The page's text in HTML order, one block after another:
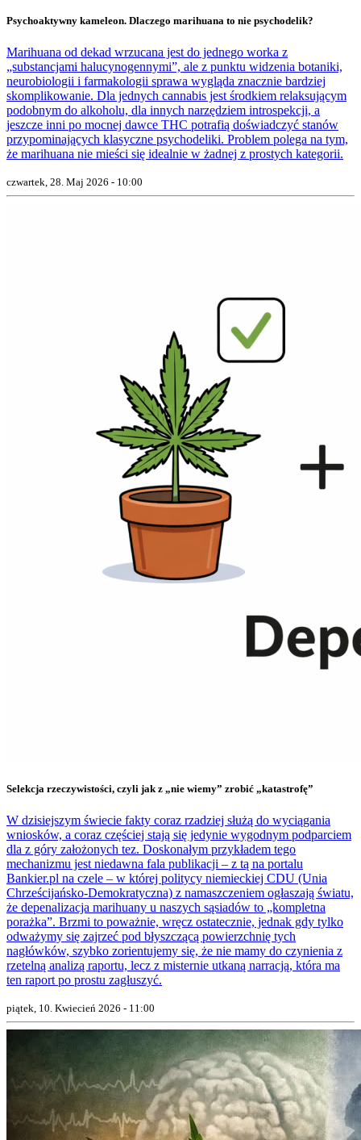
Psychoaktywny kameleon. Dlaczego marihuana to nie psychodelik?
Marihuana od dekad wrzucana jest do jednego worka z
„substancjami halucynogennymi”, ale z punktu widzenia botaniki,
neurobiologii i farmakologii sprawa wygląda znacznie bardziej
skomplikowanie. Dla jednych cannabis jest środkiem relaksującym
podobnym do alkoholu, dla innych narzędziem introspekcji, a
jeszcze inni po mocnej dawce THC potrafią doświadczyć stanów
przypominających klasyczne psychodeliki. Problem polega na tym,
że marihuana nie mieści się idealnie w żadnej z prostych kategorii.
czwartek, 28. Maj 2026 - 10:00
Selekcja rzeczywistości, czyli jak z „nie wiemy” zrobić „katastrofę”
W dzisiejszym świecie fakty coraz rzadziej służą do wyciągania
wniosków, a coraz częściej stają się jedynie wygodnym podparciem
dla z góry założonych tez. Doskonałym przykładem tego
mechanizmu jest niedawna fala publikacji – z tą na portalu
Bankier.pl na czele – w której politycy niemieckiej CDU (Unia
Chrześcijańsko-Demokratyczna) z namaszczeniem ogłaszają światu,
że depenalizacja marihuany u naszych sąsiadów to „kompletna
porażka”. Brzmi to poważnie, wręcz ostatecznie, jednak gdy tylko
odważymy się zajrzeć pod błyszczącą powierzchnię tych
nagłówków, szybko zorientujemy się, że nie mamy do czynienia z
rzetelną analizą raportu, lecz z misternie utkaną narracją, która ma
ten raport po prostu zagłuszyć.
piątek, 10. Kwiecień 2026 - 11:00